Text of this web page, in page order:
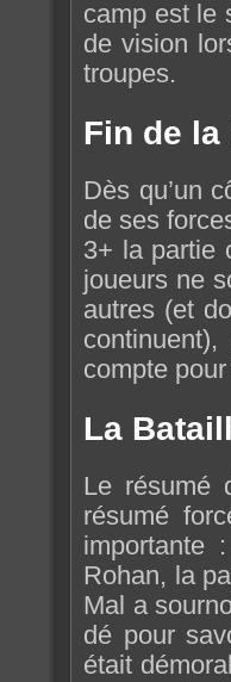
camp est le
de vision
troupes.
Fin de
Dès qu’un
de ses
3+ la partie
joueurs ne
autres (et
compte
La
Le résumé
résumé
importante
Rohan, la
Mal a
dé pour
était